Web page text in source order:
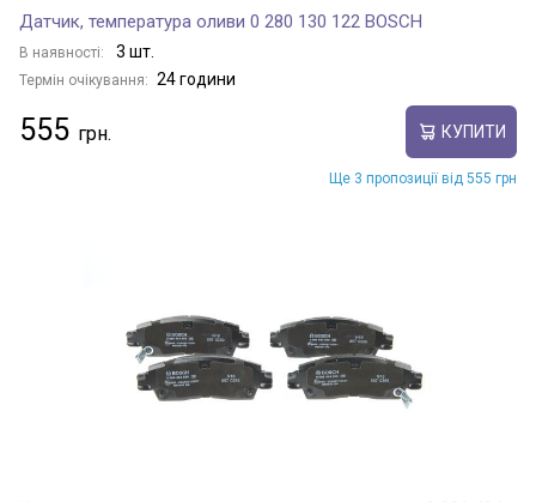
Датчик, температура оливи 0 280 130 122 BOSCH
В наявності: 3 шт.
Термін очікування: 24 години
555 КУПИТИ
Ще 3 пропозиції від 555 грн